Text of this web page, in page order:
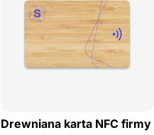
Drewniana karta NFC firmy